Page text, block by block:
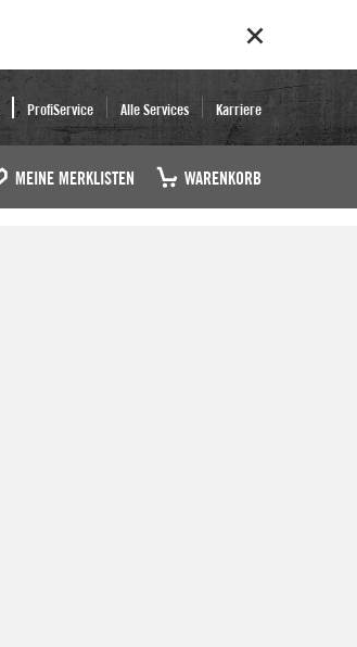
ProfiService Alle Services Karriere
MEINE MERKLISTEN WARENKORB